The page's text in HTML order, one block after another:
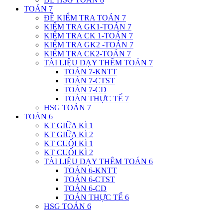
TOÁN 7
ĐỀ KIỂM TRA TOÁN 7
KIỂM TRA GK1-TOÁN 7
KIỂM TRA CK 1-TOÁN 7
KIỂM TRA GK2 -TOÁN 7
KIỂM TRA CK2-TOÁN 7
TÀI LIỆU DẠY THÊM TOÁN 7
TOÁN 7-KNTT
TOÁN 7-CTST
TOÁN 7-CD
TOÁN THỰC TẾ 7
HSG TOÁN 7
TOÁN 6
KT GIỮA KÌ 1
KT GIỮA KÌ 2
KT CUỐI KÌ 1
KT CUỐI KÌ 2
TÀI LIỆU DẠY THÊM TOÁN 6
TOÁN 6-KNTT
TOÁN 6-CTST
TOÁN 6-CD
TOÁN THỰC TẾ 6
HSG TOÁN 6